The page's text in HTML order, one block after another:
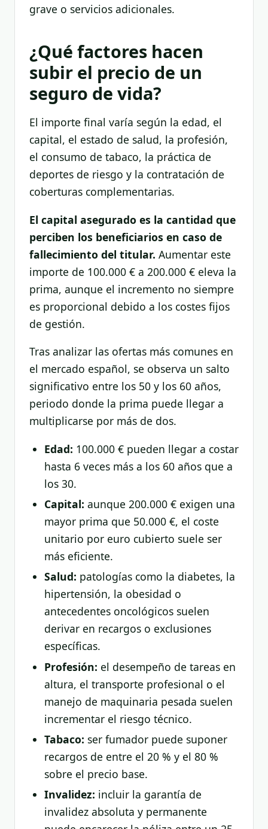
grave o servicios adicionales.
¿Qué factores hacen
subir el precio de un
seguro de vida?
El importe final varía según la edad, el
capital, el estado de salud, la profesión,
el consumo de tabaco, la práctica de
deportes de riesgo y la contratación de
coberturas complementarias.
El capital asegurado es la cantidad que
perciben los beneficiarios en caso de
fallecimiento del titular. Aumentar este
importe de 100.000 € a 200.000 € eleva la
prima, aunque el incremento no siempre
es proporcional debido a los costes fijos
de gestión.
Tras analizar las ofertas más comunes en
el mercado español, se observa un salto
significativo entre los 50 y los 60 años,
periodo donde la prima puede llegar a
multiplicarse por más de dos.
Edad: 100.000 € pueden llegar a costar
hasta 6 veces más a los 60 años que a
los 30.
Capital: aunque 200.000 € exigen una
mayor prima que 50.000 €, el coste
unitario por euro cubierto suele ser
más eficiente.
Salud: patologías como la diabetes, la
hipertensión, la obesidad o
antecedentes oncológicos suelen
derivar en recargos o exclusiones
específicas.
Profesión: el desempeño de tareas en
altura, el transporte profesional o el
manejo de maquinaria pesada suelen
incrementar el riesgo técnico.
Tabaco: ser fumador puede suponer
recargos de entre el 20 % y el 80 %
sobre el precio base.
Invalidez: incluir la garantía de
invalidez absoluta y permanente